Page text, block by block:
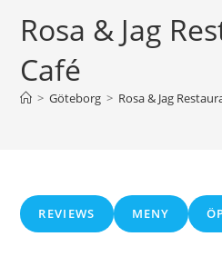
Rosa & Jag
Café
> Göteborg > Rosa & Jag
REVIEWS MENY